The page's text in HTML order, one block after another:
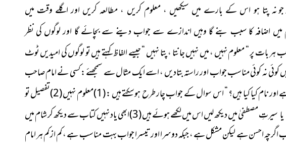
نہ پتا ہو اس کے بارے میں سیکھیں ، معلوم کریں ، مطالعہ کریں اور اگلے وقت میں
اضافہ کا سبب بنے گا وہیں اندازے سے جواب دینے سے بچائے گا اور لوگوں کی نظر
بات پر “ معلوم نہیں ، میں نہیںجانتا ، پتا نہیں “ جیسے الفاظ کہتے ہیں تو لوگوں کی امیدیں ٹوٹ
کوئی نہ کوئی مناسب جواب اور راستہ بتادیں ، اسے ایک مثال سے سمجھئے : کسی نے امام صاحب
نام کیا کیا ہیں؟ “ اس سوال کے جواب چار طرح ہوسکتے ہیں : (1)معلوم نہیں (2)تفصیل
تو
یا سیرتِ
مصطفیٰ میں دیکھ لیں اس میں لکھے ہوئے ہیں (3)ابھی یاد نہیں کتاب سے دیکھ کر شام میں
چوتھا جواب اگرچہ احسن ہے لیکن مشکل ہے ، جبکہ دوسرا اور تیسرا جواب بہت مناسب ہے ، کم از کم ہر امام